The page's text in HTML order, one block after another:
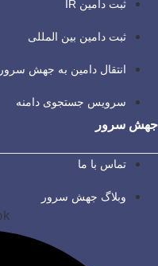
ثبت دامین IR
ثبت دامین بین المللی
انتقال دامین به جهش سرور
سرویس جستجوی دامنه
جهش سرور
تماس با ما
وبلاگ جهش سرور